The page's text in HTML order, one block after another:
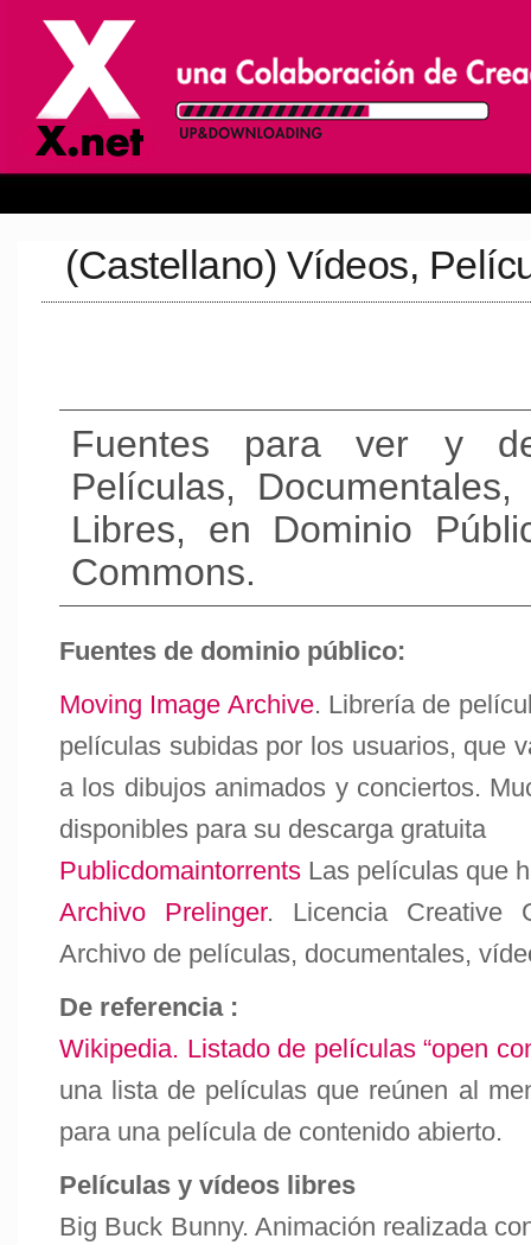
(Castellano) Vídeos,
Fuentes para ver y
Películas,
Libres, en Dominio
Commons.
Fuentes de dominio público:
Moving Image Archive. Librería de
películas subidas por los usuarios, que
a los dibujos animados y conciertos.
disponibles para su descarga gratuita
Publicdomaintorrents Las películas que
Archivo Prelinger. Licencia Creative
Archivo de películas, documentales,
De referencia :
Wikipedia. Listado de películas “open
una lista de películas que reúnen al
para una película de contenido abierto.
Películas y vídeos libres
Big Buck Bunny. Animación realizada